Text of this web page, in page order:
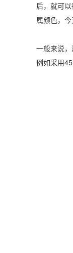
后，就可
属颜色，
一般来说
例如采用